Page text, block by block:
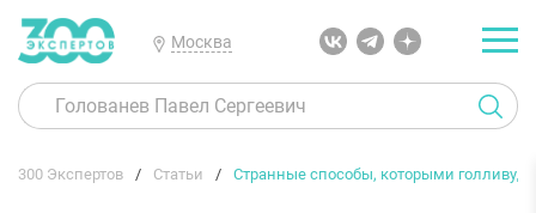
Москва
300 Экспертов Статьи Странные способы, которыми